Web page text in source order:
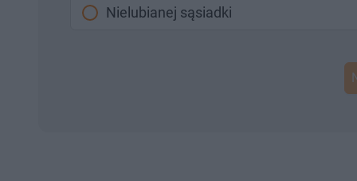
Nielubianej sąsiadki